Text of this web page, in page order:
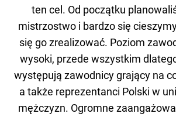
ten cel. Od początku
mistrzostwo i bardzo się
się go zrealizować. Poziom
wysoki, przede wszystkim
występują zawodnicy grający na
a także reprezentanci Polski w
mężczyzn. Ogromne